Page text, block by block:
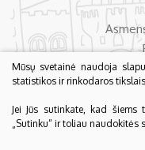
Mūsų svetainė naudoja
statistikos ir rinkodaros
Jei Jūs sutinkate, kad šiems
„Sutinku“ ir toliau naudokitės